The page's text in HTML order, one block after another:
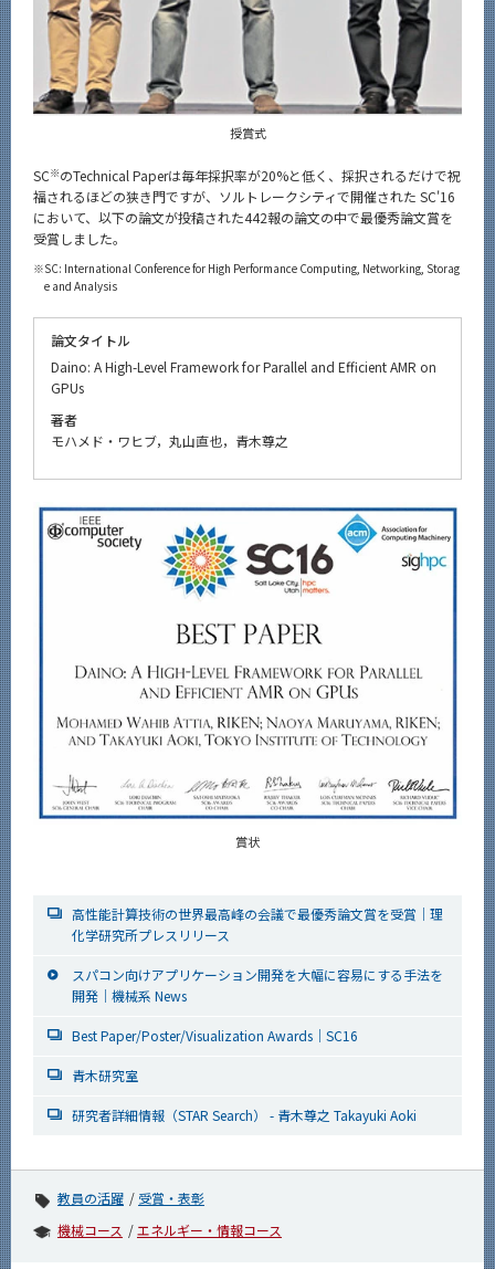
授賞式
SC※のTechnical Paperは毎年採択率が20%と低く、採択されるだけで祝
福されるほどの狭き門ですが、ソルトレークシティで開催された SC'16
において、以下の論文が投稿された442報の論文の中で最優秀論文賞を
受賞しました。
※SC: International Conference for High Performance Computing, Networking, Storag
e and Analysis
論文タイトル
Daino: A High-Level Framework for Parallel and Efficient AMR on
GPUs
著者
モハメド・ワヒブ，丸山直也，青木尊之
賞状
高性能計算技術の世界最高峰の会議で最優秀論文賞を受賞｜理
化学研究所プレスリリース
スパコン向けアプリケーション開発を大幅に容易にする手法を
開発｜機械系 News
Best Paper/Poster/Visualization Awards｜SC16
青木研究室
研究者詳細情報（STAR Search） - 青木尊之 Takayuki Aoki
教員の活躍
受賞・表彰
機械コース
エネルギー・情報コース
サイト構成
系詳細情報